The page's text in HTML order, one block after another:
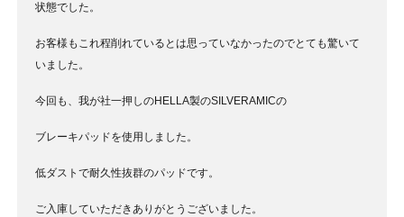
状態でした。
お客様もこれ程削れているとは思っていなかったのでとても驚いて
いました。
今回も、我が社一押しのHELLA製のSILVERAMICの
ブレーキパッドを使用しました。
低ダストで耐久性抜群のパッドです。
ご入庫していただきありがとうございました。